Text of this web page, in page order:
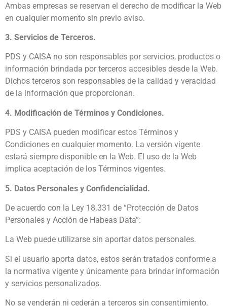
Ambas empresas se reservan el derecho de modificar la Web
en cualquier momento sin previo aviso.
3. Servicios de Terceros.
PDS y CAISA no son responsables por servicios, productos o
información brindada por terceros accesibles desde la Web.
Dichos terceros son responsables de la calidad y veracidad
de la información que proporcionan.
4. Modificación de Términos y Condiciones.
PDS y CAISA pueden modificar estos Términos y
Condiciones en cualquier momento. La versión vigente
estará siempre disponible en la Web. El uso de la Web
implica aceptación de los Términos vigentes.
5. Datos Personales y Confidencialidad.
De acuerdo con la Ley 18.331 de “Protección de Datos
Personales y Acción de Habeas Data”:
La Web puede utilizarse sin aportar datos personales.
Si el usuario aporta datos, estos serán tratados conforme a
la normativa vigente y únicamente para brindar información
y servicios personalizados.
No se venderán ni cederán a terceros sin consentimiento,